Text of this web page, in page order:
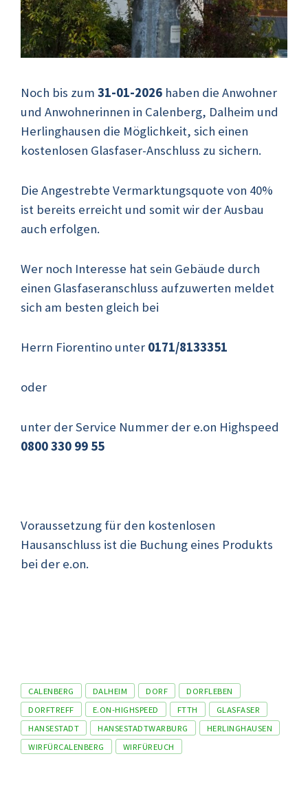
Noch bis zum 31-01-2026 haben die Anwohner
und Anwohnerinnen in Calenberg, Dalheim und
Herlinghausen die Möglichkeit, sich einen
kostenlosen Glasfaser-Anschluss zu sichern.
Die Angestrebte Vermarktungsquote von 40%
ist bereits erreicht und somit wir der Ausbau
auch erfolgen.
Wer noch Interesse hat sein Gebäude durch
einen Glasfaseranschluss aufzuwerten meldet
sich am besten gleich bei
Herrn Fiorentino unter 0171/8133351
oder
unter der Service Nummer der e.on Highspeed
0800 330 99 55
Voraussetzung für den kostenlosen
Hausanschluss ist die Buchung eines Produkts
bei der e.on.
Tags
CALENBERG DALHEIM DORF
DORFLEBEN
DORFTREFF
E.ON-HIGHSPEED FTTH
GLASFASER
HANSESTADT
HANSESTADTWARBURG
HERLINGHAUSEN
WIRFÜRCALENBERG
WIRFÜREUCH